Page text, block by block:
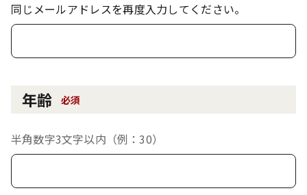
同じメールアドレスを再度入力してください。
年齢 必須
半角数字3文字以内（例：30）